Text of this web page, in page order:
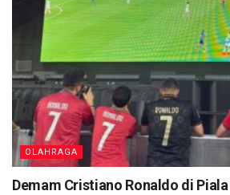
OLAHRAGA
Demam Cristiano Ronaldo di Piala